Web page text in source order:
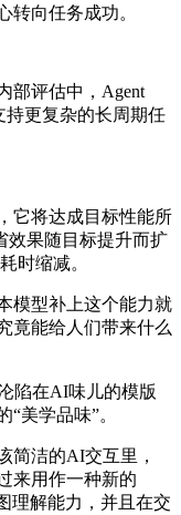
转向任务成功。
部评估中，Agent
持更复杂的长周期任
它将达成目标性能所
效果随目标提升而扩
时缩减。
模型补上这个能力就
竟能给人们带来什么
陷在AI味儿的模版
美学品味”。
简洁的AI交互里，
来用作一种新的
理解能力，并且在交